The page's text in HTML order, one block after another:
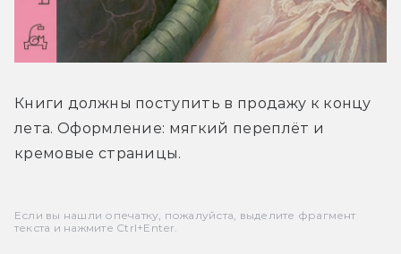
Книги должны поступить в продажу к концу
лета. Оформление: мягкий переплёт и
кремовые страницы.
Если вы нашли опечатку, пожалуйста, выделите фрагмент
текста и нажмите Ctrl+Enter.